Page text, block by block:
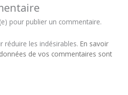
pour publier un commentaire.
réduire les indésirables. En savoir
de vos commentaires sont